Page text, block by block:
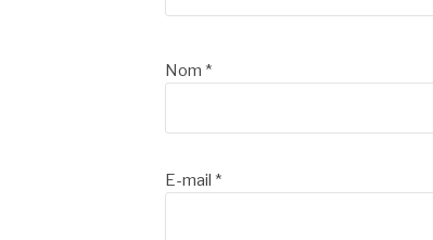
Nom *
E-mail *